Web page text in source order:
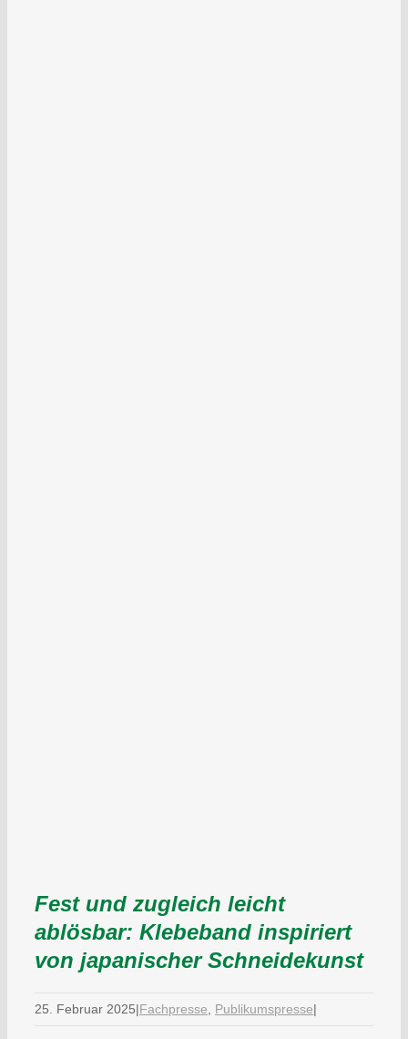
Fest und zugleich leicht
ablösbar: Klebeband inspiriert
von japanischer Schneidekunst
25. Februar 2025|Fachpresse Publikumspresse|